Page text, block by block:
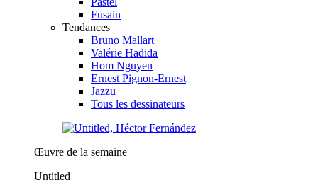
Fusain
Tendances
Bruno Mallart
Valérie Hadida
Hom Nguyen
Ernest Pignon-Ernest
Jazzu
Tous les dessinateurs
Œuvre de la semaine
Untitled